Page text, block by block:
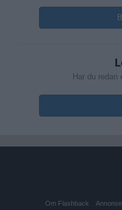
Har du redan
Om Flashback